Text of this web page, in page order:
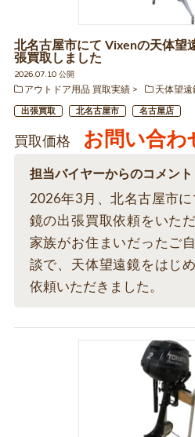
北名古屋市にて Vixenの天体望
張買取しました
2026.07.10 公開
アウトドア用品 買取実績
天体望遠
出張買取 北名古屋市 名古屋店
買取価格 お問い合わ
担当バイヤーからのコメント
2026年3月、北名古屋市
鏡の出張買取依頼をいた
家族がお住まいだったご
談で、天体望遠鏡をはじ
依頼いただきました。